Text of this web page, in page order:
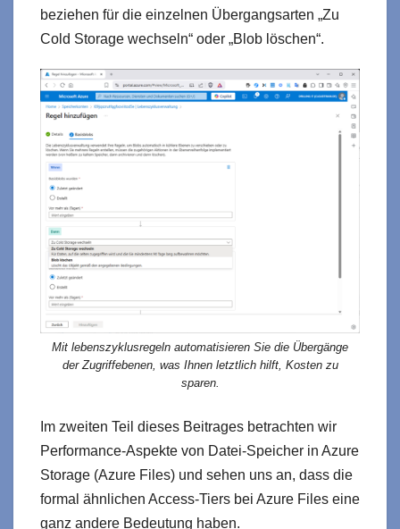
beziehen für die einzelnen Übergangsarten „Zu
Cold Storage wechseln“ oder „Blob löschen“.
Mit lebenszyklusregeln automatisieren Sie die Übergänge
der Zugriffebenen, was Ihnen letztlich hilft, Kosten zu
sparen.
Im zweiten Teil dieses Beitrages betrachten wir
Performance-Aspekte von Datei-Speicher in Azure
Storage (Azure Files) und sehen uns an, dass die
formal ähnlichen Access-Tiers bei Azure Files eine
ganz andere Bedeutung haben.